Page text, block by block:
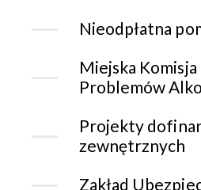
Nieodpłatna
Miejska
Problemów
Projekty
zewnętrznych
Zakład